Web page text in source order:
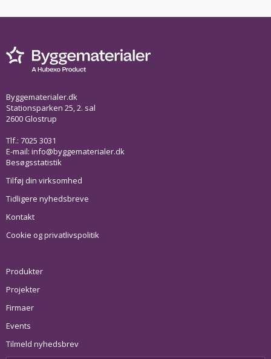
Byggematerialer.dk
Stationsparken 25, 2. sal
2600 Glostrup
Tlf.: 7025 3031
E-mail: info@byggematerialer.dk
Besøgsstatistik
Tilføj din virksomhed
Tidligere nyhedsbreve
Kontakt
Cookie og privatlivspolitik
Produkter
Projekter
Firmaer
Events
Tilmeld nyhedsbrev